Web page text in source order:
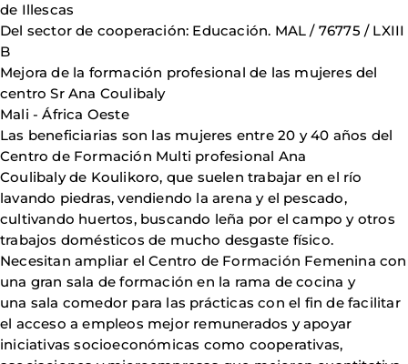
de Illescas
Del sector de cooperación: Educación. MAL / 76775 / LXIII
B
Mejora de la formación profesional de las mujeres del
centro Sr Ana Coulibaly
Mali - África Oeste
Las beneficiarias son las mujeres entre 20 y 40 años del
Centro de Formación Multi profesional Ana
Coulibaly de Koulikoro, que suelen trabajar en el río
lavando piedras, vendiendo la arena y el pescado,
cultivando huertos, buscando leña por el campo y otros
trabajos domésticos de mucho desgaste físico.
Necesitan ampliar el Centro de Formación Femenina con
una gran sala de formación en la rama de cocina y
una sala comedor para las prácticas con el fin de facilitar
el acceso a empleos mejor remunerados y apoyar
iniciativas socioeconómicas como cooperativas,